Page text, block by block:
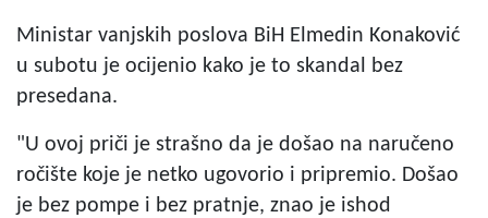
Ministar vanjskih poslova BiH Elmedin Konaković
u subotu je ocijenio kako je to skandal bez
presedana.
"U ovoj priči je strašno da je došao na naručeno
ročište koje je netko ugovorio i pripremio. Došao
je bez pompe i bez pratnje, znao je ishod